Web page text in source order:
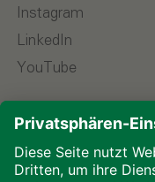
Instagram
LinkedIn
YouTube
Sprache wählen